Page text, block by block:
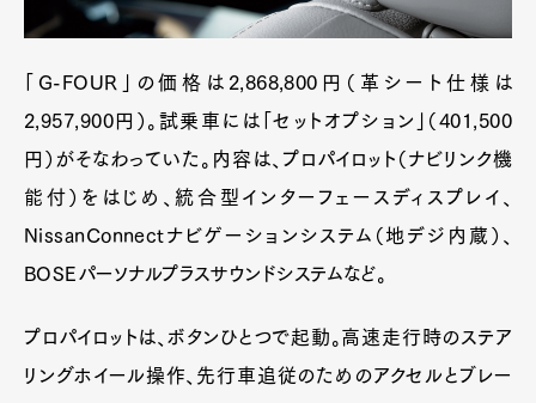
「G-FOUR」の価格は2,868,800円（革シート仕様は
2,957,900円）。試乗車には「セットオプション」（401,500
円）がそなわっていた。内容は、プロパイロット（ナビリンク機
能付）をはじめ、統合型インターフェースディスプレイ、
NissanConnectナビゲーションシステム（地デジ内蔵）、
BOSEパーソナルプラスサウンドシステムなど。
プロパイロットは、ボタンひとつで起動。高速走行時のステア
リングホイール操作、先行車追従のためのアクセルとブレー